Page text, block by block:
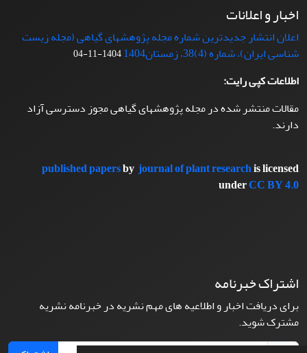
اخبار و اعلانات
اعلان انتشار جدیدترین شماره مجله پژوهشهای گیاهی (مجله زیست
شناسی ایران)، شماره (4)38، زمستان1404
1404-11-04
اطلاعات کپی رایت:
مقالات منتشر شده در مجله پژوهشهای گیاهی مجوز دسترسی آزاد
دارند.
published papersbyjournal of plant researchis licensed
underCC BY 4.0
اشتراک خبرنامه
برای دریافت اخبار و اطلاعیه های مهم نشریه در خبرنامه نشریه
مشترک شوید.